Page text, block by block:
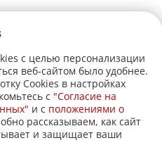
с целью персонализации
веб-сайтом было удобнее.
Cookies в настройках
с "Согласие на
и c положениями о
рассказываем, как сайт
и защищает ваши